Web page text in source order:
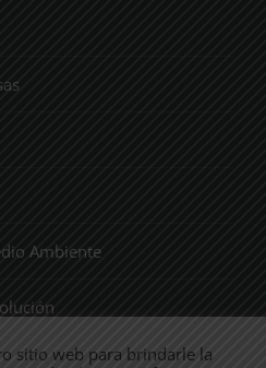
Ambiente
sitio web para brindarle la